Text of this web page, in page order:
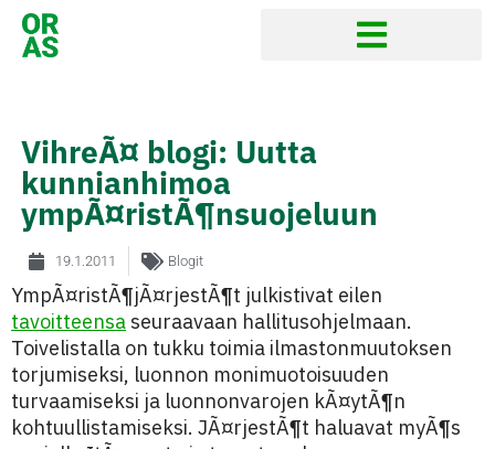
VihreÃ¤ blogi: Uutta
kunnianhimoa
ympÃ¤ristÃ¶nsuojeluun
19.1.2011 Blogit
YmpÃ¤ristÃ¶jÃ¤rjestÃ¶t julkistivat eilen
tavoitteensa seuraavaan hallitusohjelmaan.
Toivelistalla on tukku toimia ilmastonmuutoksen
torjumiseksi, luonnon monimuotoisuuden
turvaamiseksi ja luonnonvarojen kÃ¤ytÃ¶n
kohtuullistamiseksi. JÃ¤rjestÃ¶t haluavat myÃ¶s